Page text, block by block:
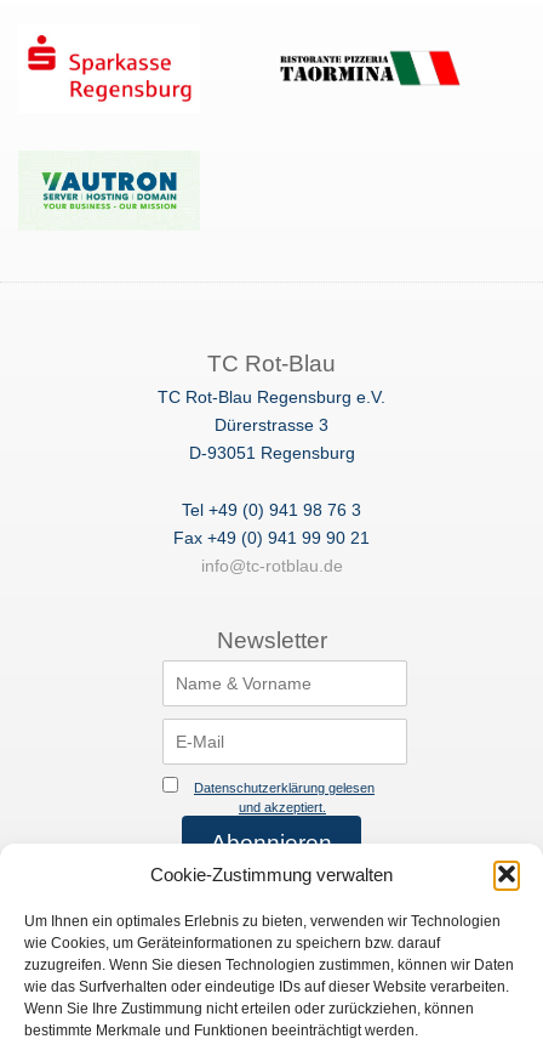
Cookie-Zustimmung verwalten
Um Ihnen ein optimales Erlebnis zu bieten, verwenden wir Technologien
wie Cookies, um Geräteinformationen zu speichern bzw. darauf
zuzugreifen. Wenn Sie diesen Technologien zustimmen, können wir Daten
wie das Surfverhalten oder eindeutige IDs auf dieser Website verarbeiten.
Wenn Sie Ihre Zustimmung nicht erteilen oder zurückziehen, können
bestimmte Merkmale und Funktionen beeinträchtigt werden.
TC Rot-Blau
TC Rot-Blau Regensburg e.V.
Dürerstrasse 3
D-93051 Regensburg
Tel +49 (0) 941 98 76 3
Fax +49 (0) 941 99 90 21
info@tc-rotblau.de
Newsletter
Datenschutzerklärung gelesen
und akzeptiert.
Verein
Startseite
Verein
Training
News
Rechtliches
Impressum
Datenschutzerklärung
Links
Mannschaften & Ergebnisse